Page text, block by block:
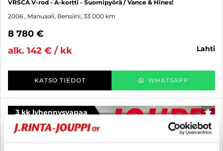
VRSCA V-rod - A-kortti - Suomipyörä / Vance & Hines!
2006 , Manuaali, Bensiini, 33 000 km
8 780 €
alk. 142 € / kk
lahti
KATSO TIEDOT WHATSAPP
3 kk lyhennysvapaa